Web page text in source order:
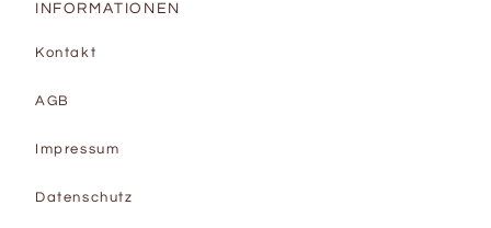
INFORMATIONEN
Kontakt
AGB
Impressum
Datenschutz